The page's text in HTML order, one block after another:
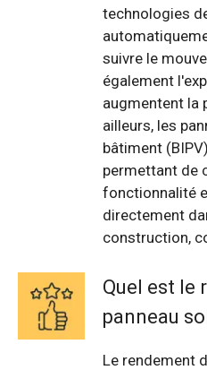
technologies
suivre le
également
augmentent la
ailleurs, les
bâtiment
permettant de
fonctionnalité
directement
construction,
Quel est le
panneau
Le rendement